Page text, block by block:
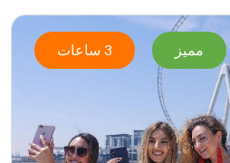
مميز 3 ساعات